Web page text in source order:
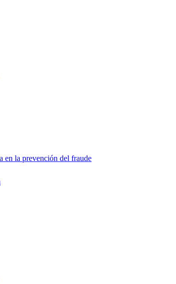
en la prevención del fraude